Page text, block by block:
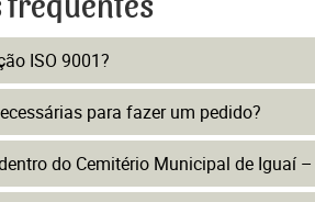
frequentes
ISO 9001?
para fazer um pedido?
do Cemitério Municipal de Iguaí –